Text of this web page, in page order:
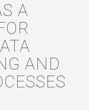
A
AND